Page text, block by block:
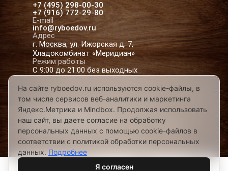
+7 (495) 298-00-30
+7 (916) 772-29-80
E-mail
info@ryboedov.ru
Адрес
г. Москва, ул. Ижорская д. 7,
Хладокомбинат «Меридиан»
Режим работы
С 9:00 до 21:00 без выходных
© 2026,Рыбоедовъ— доставка рыбы и
морепродуктов в Москве
Предложения на сайте не являются офертой
Разработано в
На сайте ryboedov.ru используются cookie-файлы, в
том числе сервисов веб-аналитики и маркетинга
Яндекс.Метрика и Mindbox. Продолжая использовать
наш сайт, вы даете согласие на обработку
персональных данных с помощью cookie-файлов в
соответствии с политикой обработки персональных
данных. Подробнее
Я согласен